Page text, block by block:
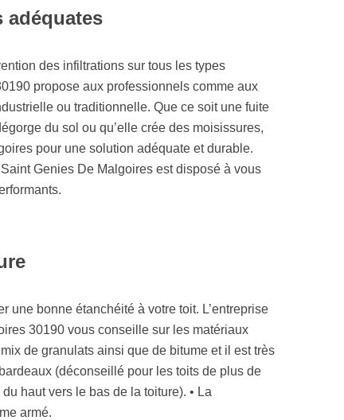
des infiltrations sur tous les types
propose aux professionnels comme aux
ou traditionnelle. Que ce soit une fuite
du sol ou qu’elle crée des moisissures,
pour une solution adéquate et durable.
Genies De Malgoires est disposé à vous
une bonne étanchéité à votre toit. L’entreprise
30190 vous conseille sur les matériaux
de granulats ainsi que de bitume et il est très
(déconseillé pour les toits de plus de
haut vers le bas de la toiture). • La
armé.